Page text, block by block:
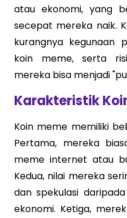
atau ekonomi, yang
secepat mereka naik.
kurangnya kegunaan
koin meme, serta
mereka bisa menjadi
Karakteristik
Koin meme memiliki
Pertama, mereka
meme internet atau
Kedua, nilai mereka
dan spekulasi
ekonomi. Ketiga,